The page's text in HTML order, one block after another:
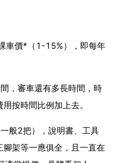
車價*（1-15%），即每年
，審車還有多長時間，時
按時間比例加上去。
般2把），說明書、工具
架等一應俱全，且一直在